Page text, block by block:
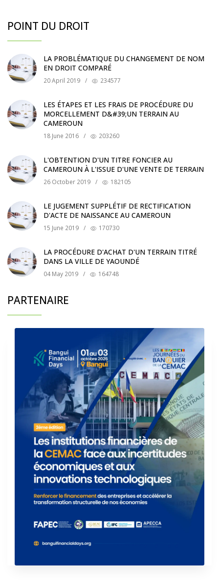
POINT DU DROIT
LA PROBLÉMATIQUE DU CHANGEMENT DE NOM
EN DROIT COMPARÉ
20 April 2019 / 234577
LES ÉTAPES ET LES FRAIS DE PROCÉDURE DU
MORCELLEMENT D&#39;UN TERRAIN AU
CAMEROUN
18 June 2016 / 203260
L'OBTENTION D'UN TITRE FONCIER AU
CAMEROUN À L'ISSUE D'UNE VENTE DE TERRAIN
26 October 2019 / 182105
LE JUGEMENT SUPPLÉTIF DE RECTIFICATION
D'ACTE DE NAISSANCE AU CAMEROUN
15 June 2019 / 170730
LA PROCÉDURE D'ACHAT D'UN TERRAIN TITRÉ
DANS LA VILLE DE YAOUNDÉ
04 May 2019 / 164748
PARTENAIRE